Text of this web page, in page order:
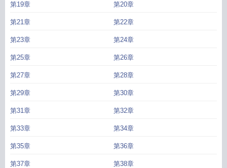
第19章 第20章
第21章 第22章
第23章 第24章
第25章 第26章
第27章 第28章
第29章 第30章
第31章 第32章
第33章 第34章
第35章 第36章
第37章 第38章